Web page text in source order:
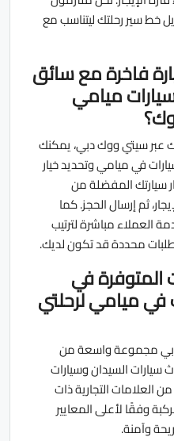
خط سير رحلتك ليتناسب مع
فاخرة مع سائق
ميامي
عبر سيتي ووك دبي، يمكنك
في ميامي وتحديد خيار
سيارتك المفضلة من
ثم إرسال الحجز. كما
العملاء مباشرة لترتيب
محددة قد تكون لديك.
المتوفرة في
في ميامي لرحلتي
دبي مجموعة واسعة من
سيارات السيدان وسيارات
العلامات التجارية ذات
وفقًا لأعلى المعايير
وآمنة.